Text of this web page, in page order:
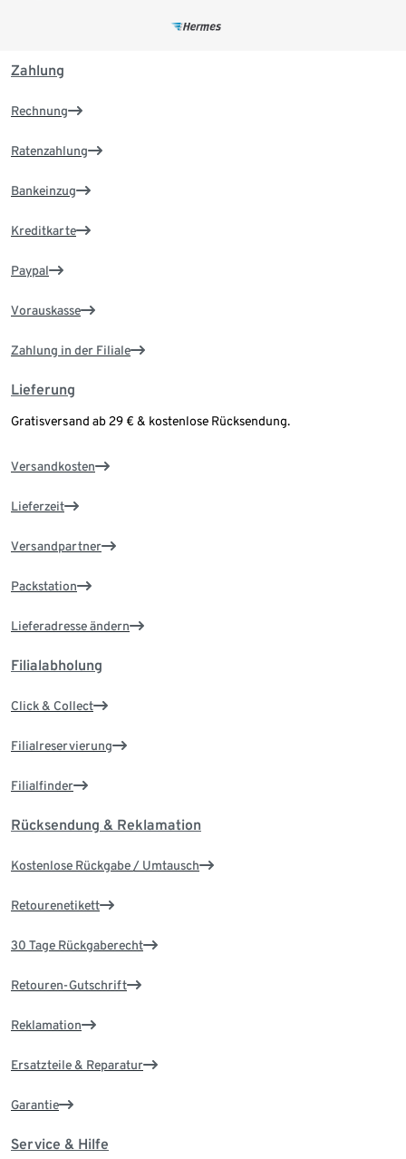
Zahlung
Rechnung
Ratenzahlung
Bankeinzug
Kreditkarte
Paypal
Vorauskasse
Zahlung in der Filiale
Lieferung
Gratisversand ab 29 € & kostenlose Rücksendung.
Versandkosten
Lieferzeit
Versandpartner
Packstation
Lieferadresse ändern
Filialabholung
Click & Collect
Filialreservierung
Filialfinder
Rücksendung & Reklamation
Kostenlose Rückgabe / Umtausch
Retourenetikett
30 Tage Rückgaberecht
Retouren-Gutschrift
Reklamation
Ersatzteile & Reparatur
Garantie
Service & Hilfe